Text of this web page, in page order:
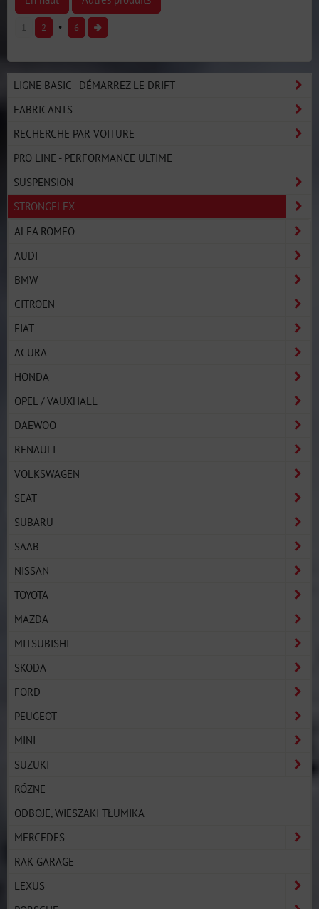
1 2 6
LIGNE BASIC - DÉMARREZ LE DRIFT
FABRICANTS
RECHERCHE PAR VOITURE
PRO LINE - PERFORMANCE ULTIME
SUSPENSION
STRONGFLEX
ALFA ROMEO
AUDI
BMW
CITROËN
FIAT
ACURA
HONDA
OPEL / VAUXHALL
DAEWOO
RENAULT
VOLKSWAGEN
SEAT
SUBARU
SAAB
NISSAN
TOYOTA
MAZDA
MITSUBISHI
SKODA
FORD
PEUGEOT
MINI
SUZUKI
RÓŻNE
ODBOJE, WIESZAKI TŁUMIKA
MERCEDES
RAK GARAGE
LEXUS